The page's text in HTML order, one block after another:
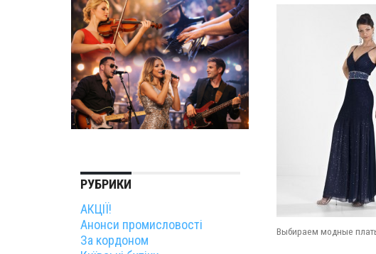
Выбираем модные
РУБРИКИ
АКЦІЇ!
Анонси промисловості
За кордоном